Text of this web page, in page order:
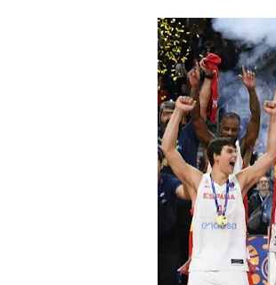
Mundial
Máxima
Mundial
Raquel